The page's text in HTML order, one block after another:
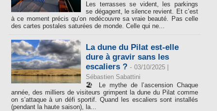
Les terrasses se vident, les parkings
se dégagent, le silence revient. Et c’est
à ce moment précis qu’on redécouvre sa vraie beauté. Pas celle
des cartes postales saturées de monde. Celle qui ne...
La dune du Pilat est-elle
dure à gravir sans les
escaliers ? - 03/10/2025 |
Sébastien Sabattini
🏖️ Le mythe de l’ascension Chaque
année, des milliers de visiteurs grimpent la dune du Pilat comme
on s’attaque à un défi sportif. Quand les escaliers sont installés
(pendant la haute saison), la...